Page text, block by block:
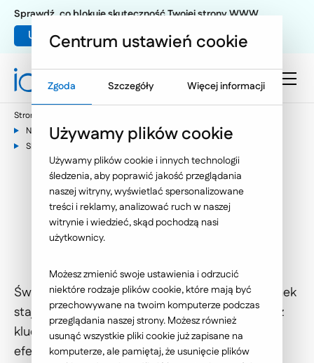
Umów warsztat UX
Sprawdź, co blokuje skuteczność Twojej strony WWW
Strona główna
Narzędzia wspierające e-commerce
Skuteczne zarządzanie cenami - porównywarki cenowe
Skuteczne zarządzanie
cenami - porównywarki
Świat e-commerce dynamicznie ewoluuje, a rynek
staje się coraz bardziej konkurencyjny. Jednym z
kluczowych czynników wpływających na
efektywność w e-commerce jest cena.
Centrum ustawień cookie
Zgoda Szczegóły Więcej informacji
Używamy plików cookie
Używamy plików cookie i innych technologii
śledzenia, aby poprawić jakość przeglądania
naszej witryny, wyświetlać spersonalizowane
treści i reklamy, analizować ruch w naszej
witrynie i wiedzieć, skąd pochodzą nasi
użytkownicy.
Możesz zmienić swoje ustawienia i odrzucić
niektóre rodzaje plików cookie, które mają być
przechowywane na twoim komputerze podczas
przeglądania naszej strony. Możesz również
usunąć wszystkie pliki cookie już zapisane na
komputerze, ale pamiętaj, że usunięcie plików